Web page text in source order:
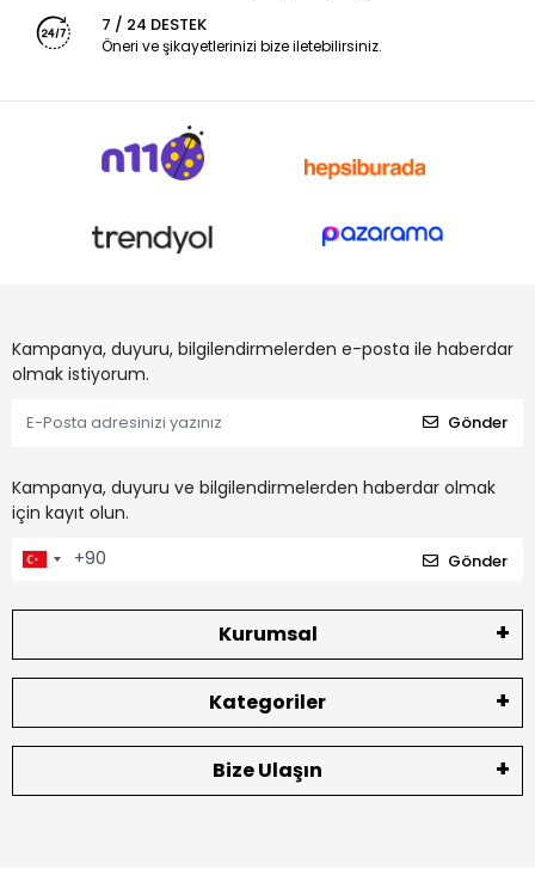
7 / 24 DESTEK
Öneri ve şikayetlerinizi bize iletebilirsiniz.
Kampanya, duyuru, bilgilendirmelerden e-posta ile haberdar
olmak istiyorum.
Gönder
Kampanya, duyuru ve bilgilendirmelerden haberdar olmak
için kayıt olun.
Gönder
Kurumsal
Kategoriler
Bize Ulaşın